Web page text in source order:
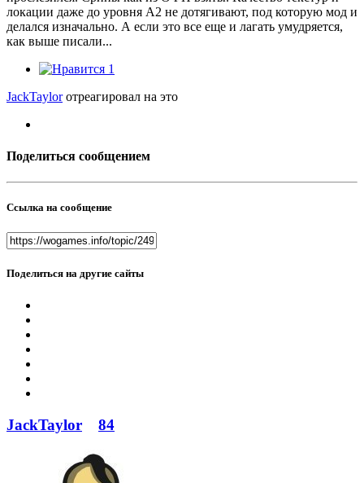
локации даже до уровня А2 не дотягивают, под которую мод и
делался изначально. А если это все еще и лагать умудряется,
как выше писали...
1
JackTaylorотреагировал на это
Поделиться сообщением
Ссылка на сообщение
Поделиться на другие сайты
JackTaylor 84